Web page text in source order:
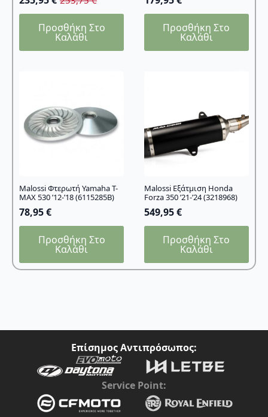
Original
price
was:
253,75 €.
Η
τρέχουσα
τιμή
235,95 €.
Προσθήκη Στο
Καλάθι
Προσθήκη Στο
Καλάθι
Malossi Φτερωτή Yamaha T-
MAX 530 ’12-’18 (6115285B)
78,95€
Προσθήκη Στο
Καλάθι
Malossi Εξάτμιση Honda
Forza 350 ’21-’24 (3218968)
549,95€
Προσθήκη Στο
Καλάθι
Επίσημος Αντιπρόσωπος:
Service Point: